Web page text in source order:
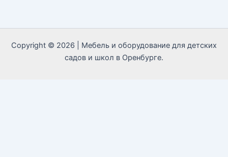
Copyright © 2026 | Мебель и оборудование для детских
садов и школ в Оренбурге.